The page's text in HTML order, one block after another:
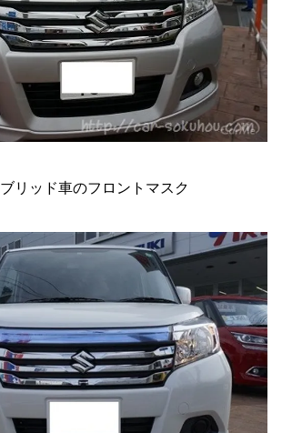
リッド車のフロントマスク